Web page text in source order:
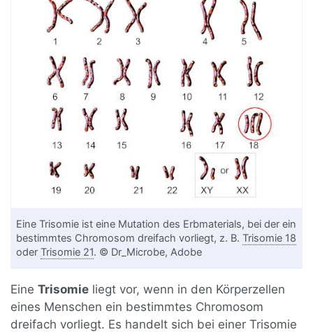
Eine Trisomie ist eine Mutation des Erbmaterials, bei der ein
bestimmtes Chromosom dreifach vorliegt, z. B.Trisomie 18
oderTrisomie 21. © Dr_Microbe, Adobe
EineTrisomie liegt vor, wenn in den Körperzellen
eines Menschen ein bestimmtes Chromosom
dreifach vorliegt. Es handelt sich bei einer Trisomie